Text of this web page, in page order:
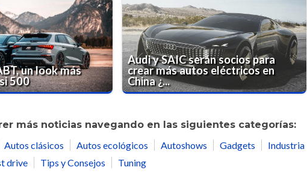
un look más
500
Audi y SAIC serán socios para
crear más autos eléctricos en
China ¿...
más noticias navegando en las siguientes categorías:
Autos clásicos Autos ecológicos Autoshows Gadgets Industria
drive Tips y Consejos Tuning